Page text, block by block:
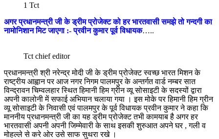
1 Tct
अगर प्रधानमन्त्री जी के ड्रीम प्रोजेक्ट को हर भारतवासी समझे तो गन्दगी का
नामोनिशान मिट जाएगा :- प्रवीन कुमार पूर्व विधायक…..
Tct chief editor
प्रधानमन्त्री श्री नरेन्द्र मोदी जी के ड्रीम प्रोजेक्ट स्वच्छ भारत मिशन के
राष्ट्रीय आह्वान पर आज नगर निगम पालमपुर के अन्तर्गत वार्ड नम्बर सात
विन्द्रावन चिम्वलहार स्थित हिमानी हिम ग्रीन व्यू सोसाइटी के सदस्यों द्वारा
अपनी कालोनी में सफाई अभियान चलाया गया । इस मोके पर हिमानी हिम ग्रीन
व्यू सोसाइटी के निवासी एवं पालमपुर के पूर्व विधायक प्रवीन कुमार ने कहा कि
माननीय प्रधानमन्त्री जी का यह ड्रीम प्रोजेक्ट तभी कामयाब है अगर हर
भारतवासी अपनी अपनी जिम्मेवारी के साथ इसकी शुरुआत अपने घर , गली व
मोहल्ले से करे ओर उसे साफ सुथरा रखे ।